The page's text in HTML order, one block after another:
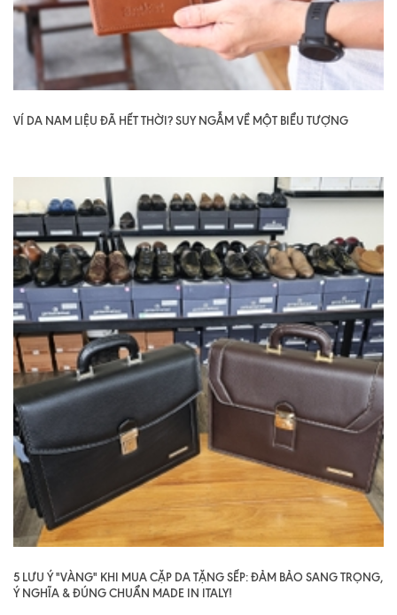
VÍ DA NAM LIỆU ĐÃ HẾT THỜI? SUY NGẪM VỀ MỘT BIỂU TƯỢNG
5 LƯU Ý "VÀNG" KHI MUA CẶP DA TẶNG SẾP: ĐẢM BẢO SANG TRỌNG,
Ý NGHĨA & ĐÚNG CHUẨN MADE IN ITALY!